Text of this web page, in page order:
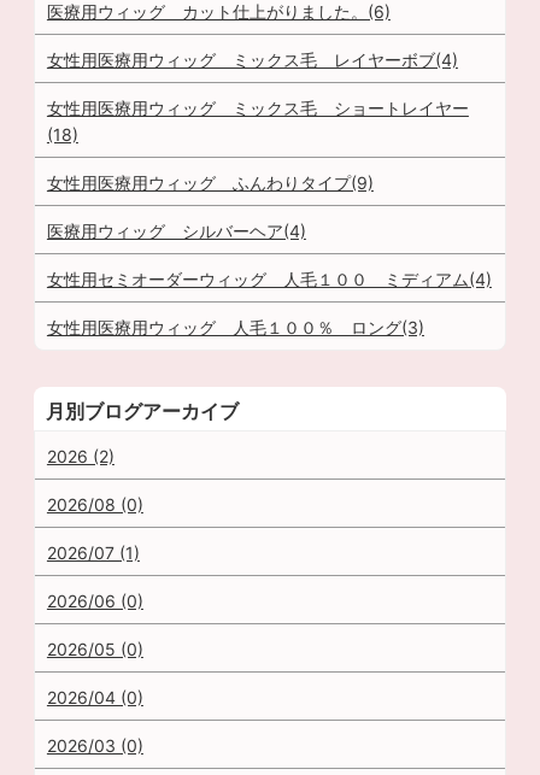
医療用ウィッグ カット仕上がりました。(6)
女性用医療用ウィッグ ミックス毛 レイヤーボブ(4)
女性用医療用ウィッグ ミックス毛 ショートレイヤー
(18)
女性用医療用ウィッグ ふんわりタイプ(9)
医療用ウィッグ シルバーヘア(4)
女性用セミオーダーウィッグ 人毛１００ ミディアム(4)
女性用医療用ウィッグ 人毛１００％ ロング(3)
月別ブログアーカイブ
2026 (2)
2026/08 (0)
2026/07 (1)
2026/06 (0)
2026/05 (0)
2026/04 (0)
2026/03 (0)